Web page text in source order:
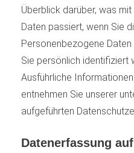
Überblick darüber, was
Daten passiert, wenn Sie
Personenbezogene
Sie persönlich identifiziert
Ausführliche
entnehmen Sie unserer
aufgeführten
Datenerfassung